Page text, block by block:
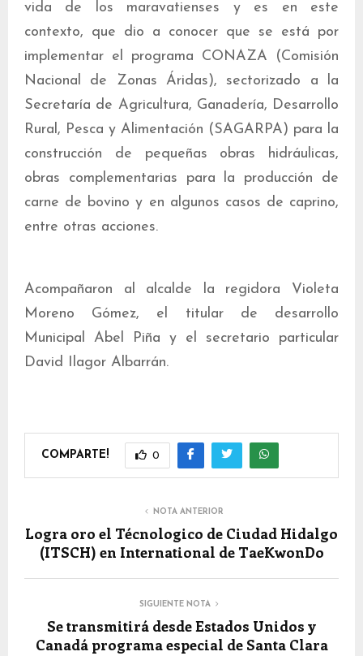
vida de los maravatienses y es en este
contexto, que dio a conocer que se está por
implementar el programa CONAZA (Comisión
Nacional de Zonas Áridas), sectorizado a la
Secretaría de Agricultura, Ganadería, Desarrollo
Rural, Pesca y Alimentación (SAGARPA) para la
construcción de pequeñas obras hidráulicas,
obras complementarias para la producción de
carne de bovino y en algunos casos de caprino,
entre otras acciones.
Acompañaron al alcalde la regidora Violeta
Moreno Gómez, el titular de desarrollo
Municipal Abel Piña y el secretario particular
David Ilagor Albarrán.
COMPARTE! 0
NOTA ANTERIOR
Logra oro el Técnologico de Ciudad Hidalgo
(ITSCH) en International de TaeKwonDo
SIGUIENTE NOTA
Se transmitirá desde Estados Unidos y
Canadá programa especial de Santa Clara